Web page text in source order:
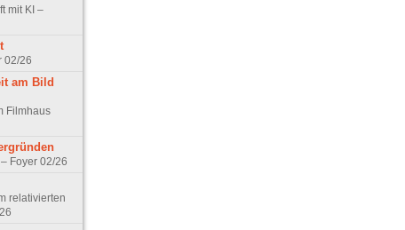
mit KI –
02/26
am Bild
Filmhaus
Foyer 02/26
relativierten